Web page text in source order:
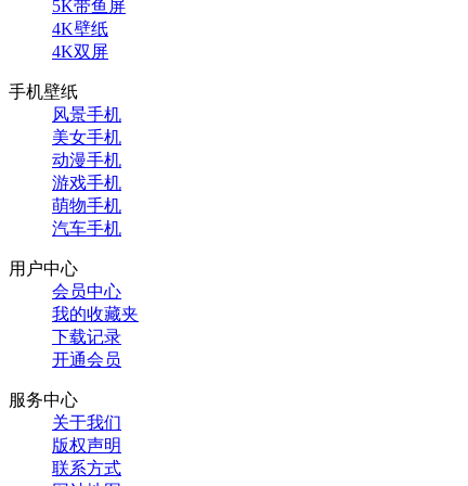
5K带鱼屏
4K壁纸
4K双屏
手机壁纸
风景手机
美女手机
动漫手机
游戏手机
萌物手机
汽车手机
用户中心
会员中心
我的收藏夹
下载记录
开通会员
服务中心
关于我们
版权声明
联系方式